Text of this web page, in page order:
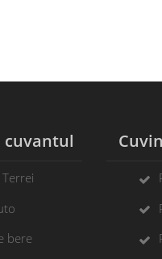
cuvantul
bere